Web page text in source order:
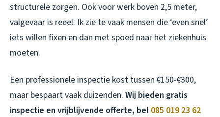
structurele zorgen. Ook voor werk boven 2,5 meter,
valgevaar is reëel. Ik zie te vaak mensen die ‘even snel’
iets willen fixen en dan met spoed naar het ziekenhuis
moeten.
Een professionele inspectie kost tussen €150-€300,
maar bespaart vaak duizenden. Wij bieden gratis
inspectie en vrijblijvende offerte, bel 085 019 23 62